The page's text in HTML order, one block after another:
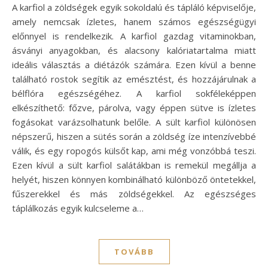
A karfiol a zöldségek egyik sokoldalú és tápláló képviselője,
amely nemcsak ízletes, hanem számos egészségügyi
előnnyel is rendelkezik. A karfiol gazdag vitaminokban,
ásványi anyagokban, és alacsony kalóriatartalma miatt
ideális választás a diétázók számára. Ezen kívül a benne
található rostok segítik az emésztést, és hozzájárulnak a
bélflóra egészségéhez. A karfiol sokféleképpen
elkészíthető: főzve, párolva, vagy éppen sütve is ízletes
fogásokat varázsolhatunk belőle. A sült karfiol különösen
népszerű, hiszen a sütés során a zöldség íze intenzívebbé
válik, és egy ropogós külsőt kap, ami még vonzóbbá teszi.
Ezen kívül a sült karfiol salátákban is remekül megállja a
helyét, hiszen könnyen kombinálható különböző öntetekkel,
fűszerekkel és más zöldségekkel. Az egészséges
táplálkozás egyik kulcseleme a…
TOVÁBB